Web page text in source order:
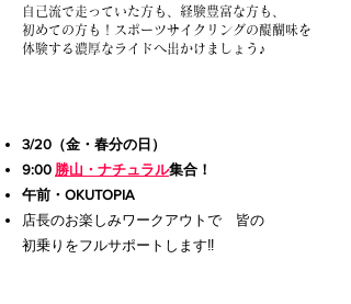
自己流で走っていた方も、経験豊富な方も、
初めての方も！スポーツサイクリングの醍醐味を
体験する濃厚なライドへ出かけましょう♪
3/20（金・春分の日）
9:00 勝山・ナチュラル集合！​
午前・OKUTOPIA​
​店長のお楽しみワークアウトで 皆の
初乗りをフルサポートします‼︎